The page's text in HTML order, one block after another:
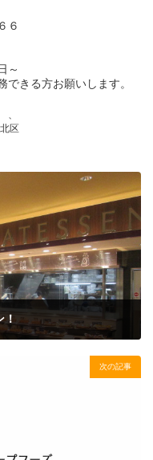
６
～
る方お願いします。
、
区
次の記事